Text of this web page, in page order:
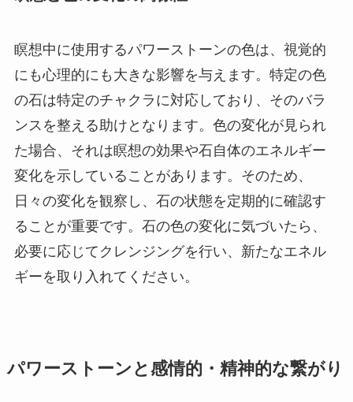
瞑想中に使用するパワーストーンの色は、視覚的
にも心理的にも大きな影響を与えます。特定の色
の石は特定のチャクラに対応しており、そのバラ
ンスを整える助けとなります。色の変化が見られ
た場合、それは瞑想の効果や石自体のエネルギー
変化を示していることがあります。そのため、
日々の変化を観察し、石の状態を定期的に確認す
ることが重要です。石の色の変化に気づいたら、
必要に応じてクレンジングを行い、新たなエネル
ギーを取り入れてください。
パワーストーンと感情的・精神的な繋がり